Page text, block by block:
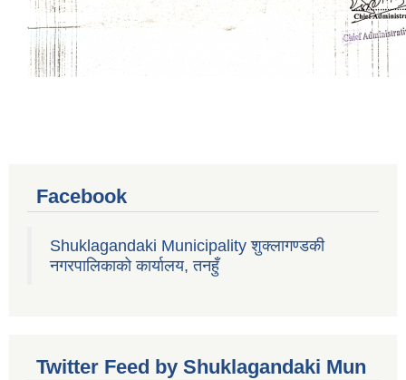
Facebook
Shuklagandaki Municipality शुक्लागण्डकी
नगरपालिकाको कार्यालय, तनहुँ
Twitter Feed by Shuklagandaki Mun